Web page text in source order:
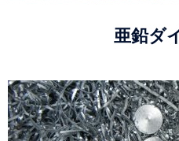
亜鉛ダ